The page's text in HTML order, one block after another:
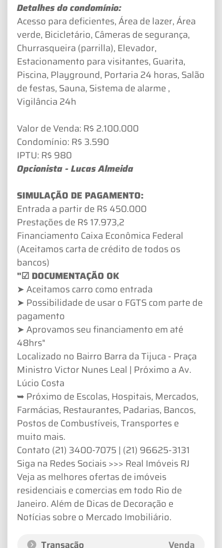
Detalhes do condomínio:
Acesso para deficientes, Área de lazer, Área
verde, Bicicletário, Câmeras de segurança,
Churrasqueira (parrilla), Elevador,
Estacionamento para visitantes, Guarita,
Piscina, Playground, Portaria 24 horas, Salão
de festas, Sauna, Sistema de alarme ,
Vigilância 24h
Valor de Venda: R$ 2.100.000
Condomínio: R$ 3.590
IPTU: R$ 980
Opcionista - Lucas Almeida
SIMULAÇÃO DE PAGAMENTO:
Entrada a partir de R$ 450.000
Prestações de R$ 17.973,2
Financiamento Caixa Econômica Federal
(Aceitamos carta de crédito de todos os
bancos)
"☑ DOCUMENTAÇÃO OK
➤ Aceitamos carro como entrada
➤ Possibilidade de usar o FGTS com parte de
pagamento
➤ Aprovamos seu financiamento em até
48hrs"
Localizado no Bairro Barra da Tijuca - Praça
Ministro Victor Nunes Leal | Próximo a Av.
Lúcio Costa
➥ Próximo de Escolas, Hospitais, Mercados,
Farmácias, Restaurantes, Padarias, Bancos,
Postos de Combustíveis, Transportes e
muito mais.
Contato (21) 3400-7075 | (21) 96625-3131
Siga na Redes Sociais >>> Real Imóveis RJ
Veja as melhores ofertas de imóveis
residenciais e comercias em todo Rio de
Janeiro. Além de Dicas de Decoração e
Notícias sobre o Mercado Imobiliário.
Transação
Venda